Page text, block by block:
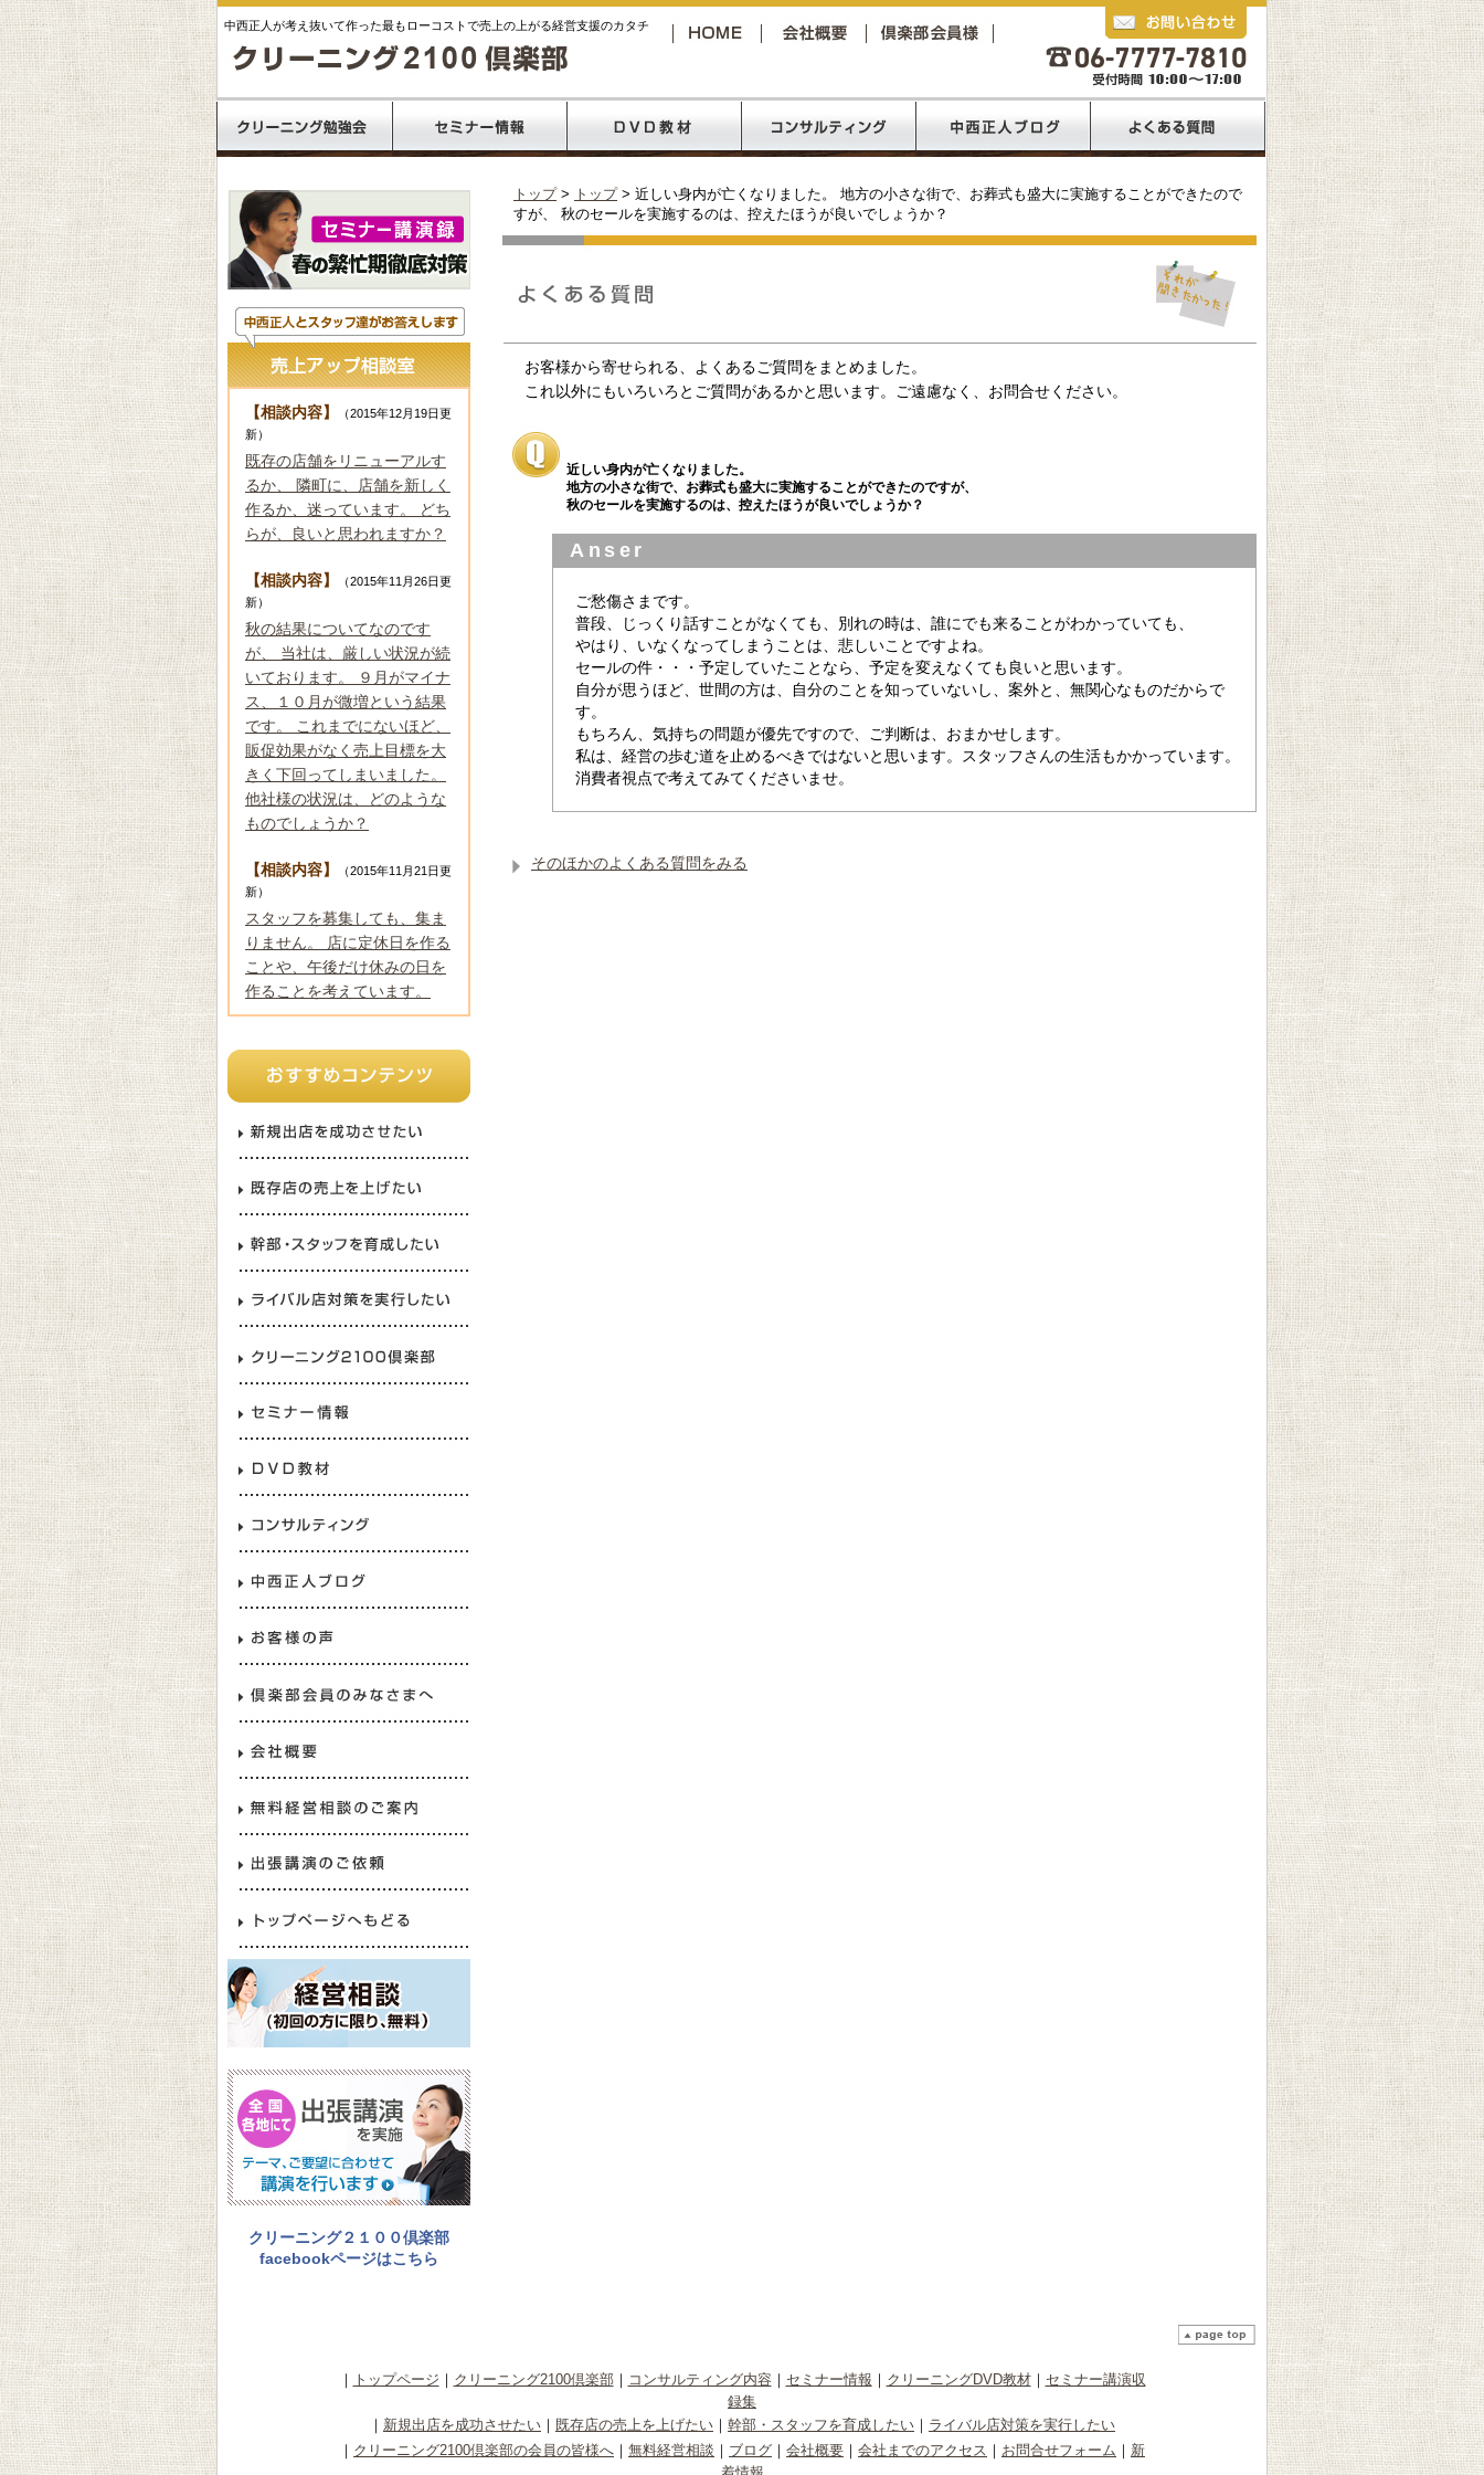
中西正人が考え抜いて作った最もローコストで売上の上がる経営支援のカタチ
トップ> トップ> 近しい身内が亡くなりました。 地方の小さな街で、お葬式も盛大に実施することができたので
すが、 秋のセールを実施するのは、控えたほうが良いでしょうか？
お客様から寄せられる、よくあるご質問をまとめました。
これ以外にもいろいろとご質問があるかと思います。ご遠慮なく、お問合せください。
近しい身内が亡くなりました。
地方の小さな街で、お葬式も盛大に実施することができたのですが、
秋のセールを実施するのは、控えたほうが良いでしょうか？
Anser
ご愁傷さまです。
普段、じっくり話すことがなくても、別れの時は、誰にでも来ることがわかっていても、
やはり、いなくなってしまうことは、悲しいことですよね。
セールの件・・・予定していたことなら、予定を変えなくても良いと思います。
自分が思うほど、世間の方は、自分のことを知っていないし、案外と、無関心なものだからで
す。
もちろん、気持ちの問題が優先ですので、ご判断は、おまかせします。
私は、経営の歩む道を止めるべきではないと思います。スタッフさんの生活もかかっています。
消費者視点で考えてみてくださいませ。
そのほかのよくある質問をみる
【相談内容】 （2015年12月19日更
新）
既存の店舗をリニューアルす
るか、 隣町に、店舗を新しく
作るか、迷っています。 どち
らが、良いと思われますか？
【相談内容】 （2015年11月26日更
新）
秋の結果についてなのです
が、 当社は、厳しい状況が続
いております。 ９月がマイナ
ス、１０月が微増という結果
です。 これまでにないほど、
販促効果がなく売上目標を大
きく下回ってしまいました。
他社様の状況は、どのような
ものでしょうか？
【相談内容】 （2015年11月21日更
新）
スタッフを募集しても、集ま
りません。 店に定休日を作る
ことや、午後だけ休みの日を
作ることを考えています。
クリーニング２１００倶楽部
facebookページはこちら
｜ トップページ ｜ クリーニング2100倶楽部｜ コンサルティング内容 ｜ セミナー情報 ｜ クリーニングDVD教材｜ セミナー講演収
録集
｜ 新規出店を成功させたい ｜ 既存店の売上を上げたい ｜ 幹部・スタッフを育成したい ｜ ライバル店対策を実行したい
｜ クリーニング2100倶楽部の会員の皆様へ ｜ 無料経営相談 ｜ ブログ ｜ 会社概要 ｜ 会社までのアクセス ｜ お問合せフォーム ｜ 新